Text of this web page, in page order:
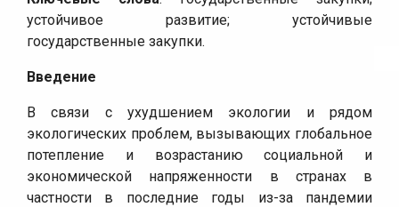
устойчивое развитие; устойчивые
государственные закупки.
Введение
В связи с ухудшением экологии и рядом
экологических проблем, вызывающих глобальное
потепление и возрастанию социальной и
экономической напряженности в странах в
частности в последние годы из-за пандемии